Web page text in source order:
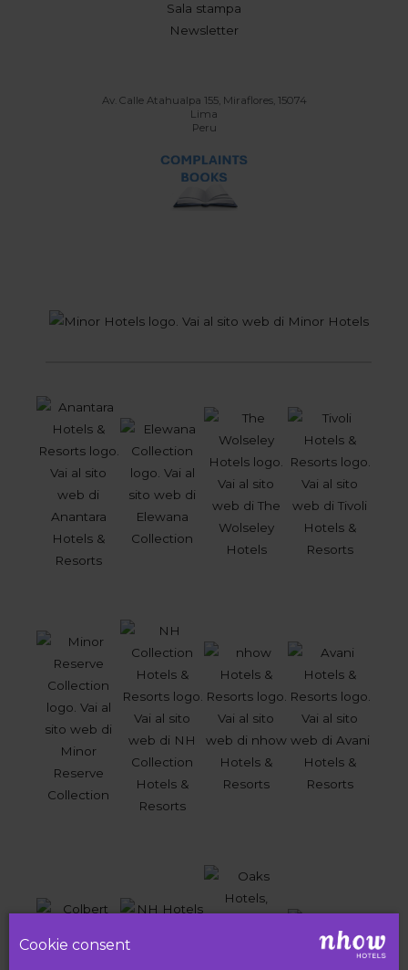
Sala stampa
Newsletter
Av. Calle Atahualpa 155, Miraflores, 15074
Lima
Peru
Cookie consent